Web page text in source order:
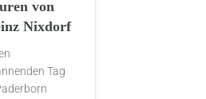
von
Nixdorf
Tag